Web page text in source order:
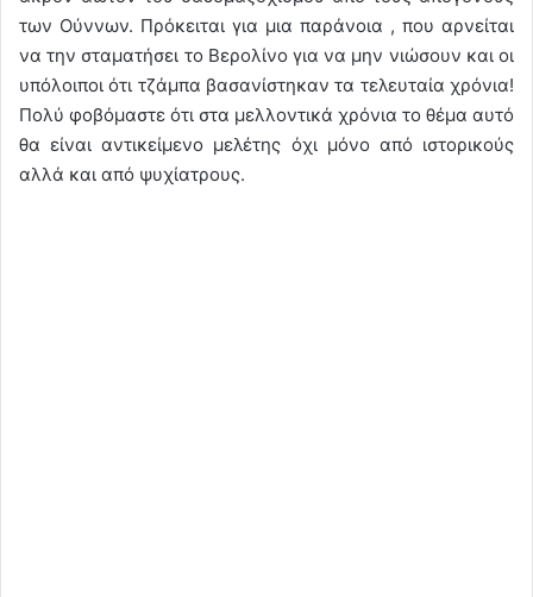
των Ούννων. Πρόκειται για μια παράνοια , που αρνείται
να την σταματήσει το Βερολίνο για να μην νιώσουν και οι
υπόλοιποι ότι τζάμπα βασανίστηκαν τα τελευταία χρόνια!
Πολύ φοβόμαστε ότι στα μελλοντικά χρόνια το θέμα αυτό
θα είναι αντικείμενο μελέτης όχι μόνο από ιστορικούς
αλλά και από ψυχίατρους.